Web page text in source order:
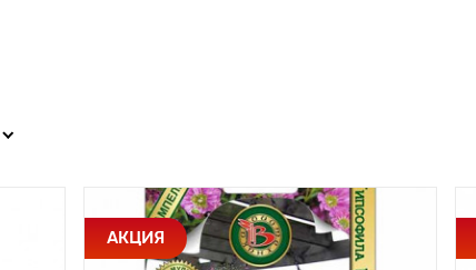
АКЦИЯ
Особенности
Ампельное
растение